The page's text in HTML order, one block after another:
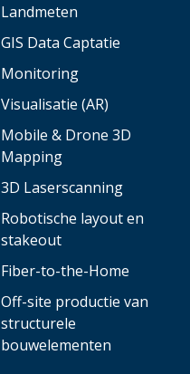
Landmeten
GIS Data Captatie
Monitoring
Visualisatie (AR)
Mobile & Drone 3D
Mapping
3D Laserscanning
Robotische layout en
stakeout
Fiber-to-the-Home
Off-site productie van
structurele
bouwelementen